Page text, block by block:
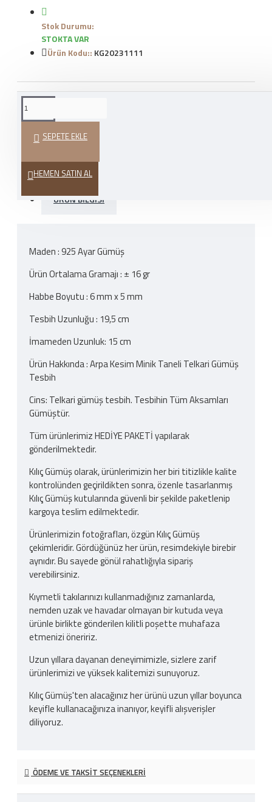
Stok Durumu:
STOKTA VAR
Ürün Kodu:: KG20231111
SEPETE EKLE
HEMEN SATIN AL
VER
HEDIYE PAKETI
ÜRÜN BILGISI
Maden : 925 Ayar Gümüş
Ürün Ortalama Gramajı : ± 16 gr
Habbe Boyutu : 6 mm x 5 mm
Tesbih Uzunluğu : 19,5 cm
İmameden Uzunluk: 15 cm
Ürün Hakkında : Arpa Kesim Minik Taneli Telkari Gümüş
Tesbih
Cins: Telkari gümüş tesbih. Tesbihin Tüm Aksamları
Gümüştür.
Tüm ürünlerimiz HEDİYE PAKETİ yapılarak
gönderilmektedir.
Kılıç Gümüş olarak, ürünlerimizin her biri titizlikle kalite
kontrolünden geçirildikten sonra, özenle tasarlanmış
Kılıç Gümüş kutularında güvenli bir şekilde paketlenip
kargoya teslim edilmektedir.
Ürünlerimizin fotoğrafları, özgün Kılıç Gümüş
çekimleridir. Gördüğünüz her ürün, resimdekiyle birebir
aynıdır. Bu sayede gönül rahatlığıyla sipariş
verebilirsiniz.
Kıymetli takılarınızı kullanmadığınız zamanlarda,
nemden uzak ve havadar olmayan bir kutuda veya
ürünle birlikte gönderilen kilitli poşette muhafaza
etmenizi öneririz.
Uzun yıllara dayanan deneyimimizle, sizlere zarif
ürünlerimizi ve yüksek kalitemizi sunuyoruz.
Kılıç Gümüş'ten alacağınız her ürünü uzun yıllar boyunca
keyifle kullanacağınıza inanıyor, keyifli alışverişler
diliyoruz.
ÖDEME VE TAKSIT SEÇENEKLERI